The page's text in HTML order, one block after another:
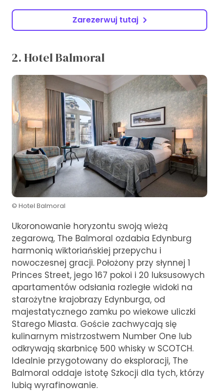
Zarezerwuj tutaj
2. Hotel Balmoral
© Hotel Balmoral
Ukoronowanie horyzontu swoją wieżą
zegarową, The Balmoral ozdabia Edynburg
harmonią wiktoriańskiej przepychu i
nowoczesnej gracji. Położony przy słynnej 1
Princes Street, jego 167 pokoi i 20 luksusowych
apartamentów odsłania rozległe widoki na
starożytne krajobrazy Edynburga, od
majestatycznego zamku po wiekowe uliczki
Starego Miasta. Goście zachwycają się
kulinarnym mistrzostwem Number One lub
odkrywają skarbnicę 500 whisky w SCOTCH.
Idealnie przygotowany do eksploracji, The
Balmoral oddaje istotę Szkocji dla tych, którzy
lubią wyrafinowanie.